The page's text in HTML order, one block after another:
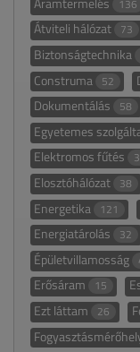
136
Átviteli hálózat 73
Biztonságtechnika
Construma 52
Dokumentálás 58
Egyetemes
Elektromos fűtés
Elosztóhálózat 38
Energetika 121
Energiatárolás 32
Épületvillamosság
Erősáram 15
Ezt láttam 26